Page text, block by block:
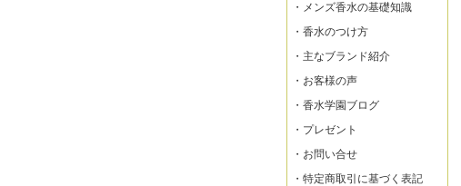
・ メンズ香水の基礎知識
・ 香水のつけ方
・ 主なブランド紹介
・ お客様の声
・ 香水学園ブログ
・ プレゼント
・ お問い合せ
・ 特定商取引に基づく表記